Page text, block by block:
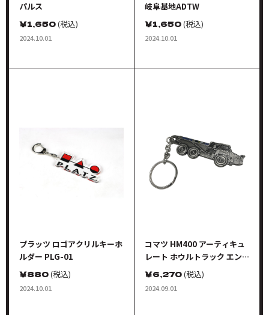
パルス
￥1,650(税込)
2024.10.01
岐阜基地ADTW
￥1,650(税込)
2024.10.01
プラッツ ロゴアクリルキーホ
ルダー PLG-01
￥880(税込)
2024.10.01
コマツ HM400 アーティキュ
レート ホウルトラック エン
ボスキーホルダー(金属製)
￥6,270(税込)
2024.09.01